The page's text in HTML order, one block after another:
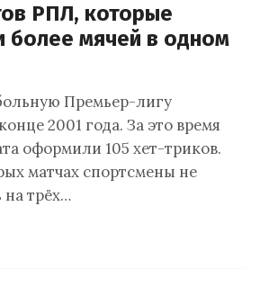
РПЛ, которые
более мячей в одном
Премьер-лигу
2001 года. За это время
оформили 105 хет-триков.
матчах спортсмены не
на трёх…